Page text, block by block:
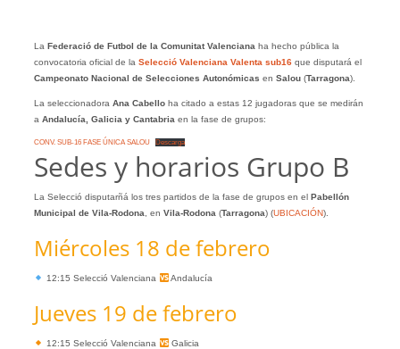
La Federació de Futbol de la Comunitat Valenciana ha hecho pública la
convocatoria oficial de la Selecció Valenciana Valenta sub16 que disputará el
Campeonato Nacional de Selecciones Autonómicas en Salou(Tarragona).
La seleccionadora Ana Cabelloha citado a estas 12 jugadoras que se medirán
a Andalucía, Galicia y Cantabria en la fase de grupos:
CONV. SUB-16 FASE ÚNICA SALOU Descarga
Sedes y horarios Grupo B
La Selecció disputarñá los tres partidos de la fase de grupos en el Pabellón
Municipal de Vila-Rodona , en Vila-Rodona (Tarragona) (UBICACIÓN).
Miércoles 18 de febrero
12:15 Selecció Valenciana Andalucía
Jueves 19 de febrero
12:15 Selecció Valenciana Galicia